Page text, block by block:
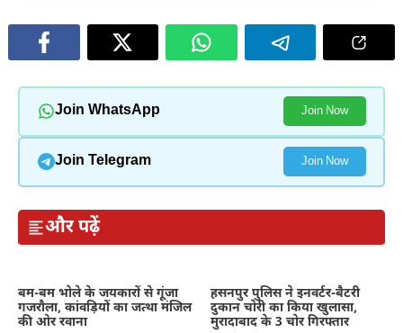
Join WhatsApp Join Now
Join Telegram Join Now
और पढ़ें
बम-बम भोले के जयकारों से गूंजा
गजरौला, कांवड़ियों का जत्था मंजिल
की ओर रवाना
हसनपुर पुलिस ने इनवर्टर-बैटरी
दुकान चोरी का किया खुलासा,
मुरादाबाद के 3 चोर गिरफ्तार